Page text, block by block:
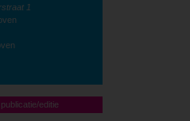
1
editie